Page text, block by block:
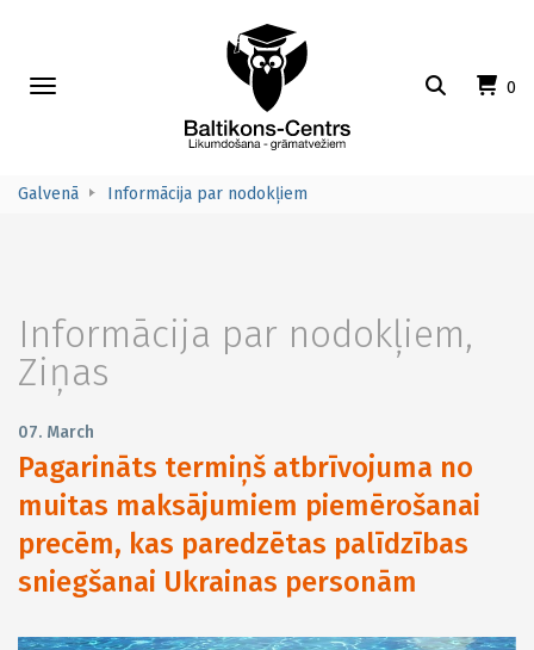
0
Toggle
Galvenā Informācija par nodokļiem
Informācija par nodokļiem,
Ziņas
07. March
Pagarināts termiņš atbrīvojuma no
muitas maksājumiem piemērošanai
precēm, kas paredzētas palīdzības
sniegšanai Ukrainas personām